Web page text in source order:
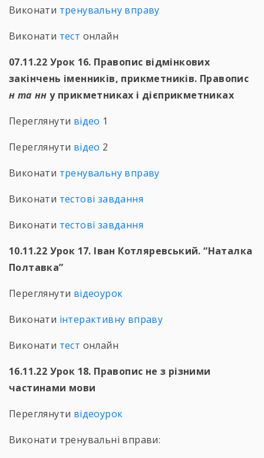
Виконати тренувальну вправу
Виконати тест онлайн
07.11.22 Урок 16. Правопис відмінкових
закінчень іменників, прикметників. Правопис
н та нн у прикметниках і дієприкметниках
Переглянути відео 1
Переглянути відео 2
Виконати тренувальну вправу
Виконати тестові завдання
Виконати тестові завдання
10.11.22 Урок 17. Іван Котляревський. “Наталка
Полтавка”
Переглянути відеоурок
Виконати інтерактивну вправу
Виконати тест онлайн
16.11.22 Урок 18. Правопис не з різними
частинами мови
Переглянути відеоурок
Виконати тренувальні вправи: